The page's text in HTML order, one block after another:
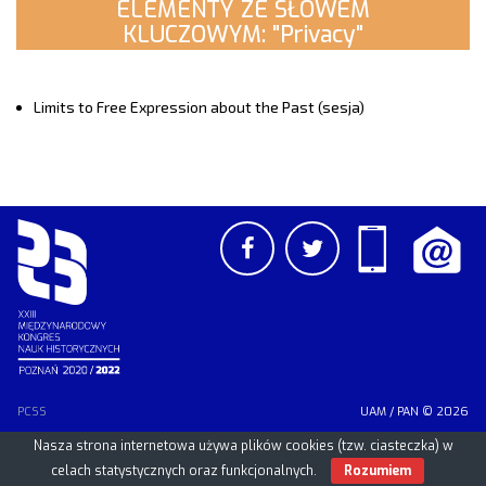
ELEMENTY ZE SŁOWEM
KLUCZOWYM: "Privacy"
Limits to Free Expression about the Past (sesja)
PCSS UAM / PAN © 2026
Nasza strona internetowa używa plików cookies (tzw. ciasteczka) w
celach statystycznych oraz funkcjonalnych.
Rozumiem